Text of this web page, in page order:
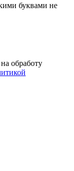
буквами не
обработу